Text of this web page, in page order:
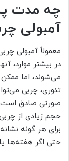
آمبولی
می‌شوند، اما ممکن
تئوری، چربی
صورتی صادق است
حجم زیادی از
برای هر گونه
حتی اگر هفته‌ها